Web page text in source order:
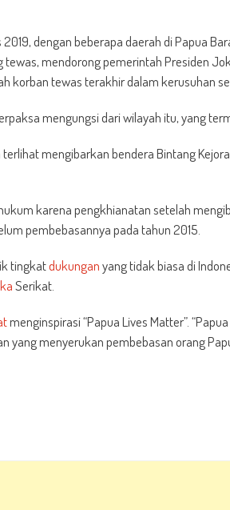
dengan beberapa daerah di Papua
mendorong pemerintah Presiden
korban tewas terakhir dalam kerusuhan
mengungsi dari wilayah itu, yang
mengibarkan bendera Bintang
karena pengkhianatan setelah
pembebasannya pada tahun 2015.
tingkatdukunganyang tidak biasa di
Serikat.
menginspirasi “Papua Lives Matter”.
yang menyerukan pembebasan orang